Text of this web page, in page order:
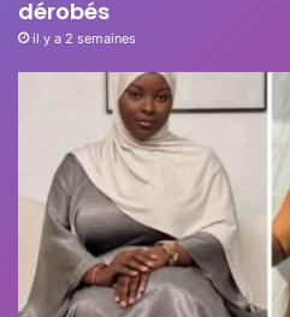
dérobés
il y a 2 semaines